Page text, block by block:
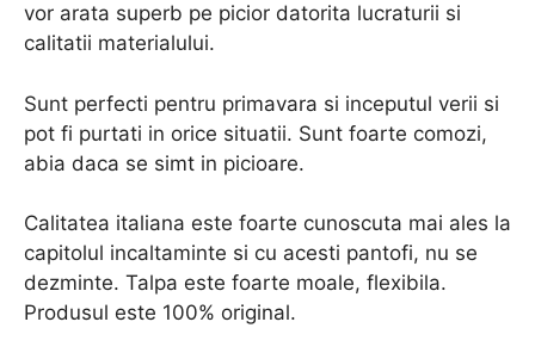
vor arata superb pe picior datorita lucraturii si
calitatii materialului.
Sunt perfecti pentru primavara si inceputul verii si
pot fi purtati in orice situatii. Sunt foarte comozi,
abia daca se simt in picioare.
Calitatea italiana este foarte cunoscuta mai ales la
capitolul incaltaminte si cu acesti pantofi, nu se
dezminte. Talpa este foarte moale, flexibila.
Produsul este 100% original.